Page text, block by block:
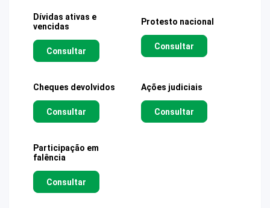
Dívidas ativas e
vencidas
Consultar
Protesto nacional
Consultar
Cheques devolvidos
Consultar
Ações judiciais
Consultar
Participação em
falência
Consultar